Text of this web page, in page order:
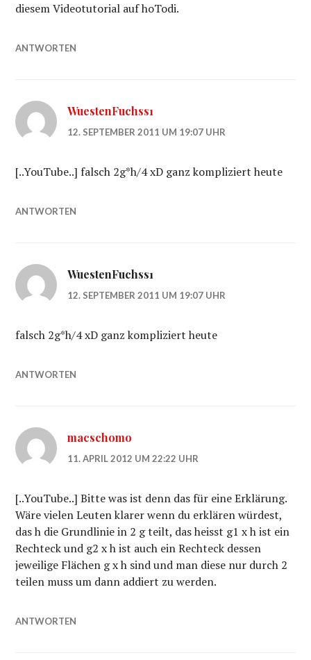
diesem Videotutorial auf hoTodi.
ANTWORTEN
WuestenFuchss1
12. SEPTEMBER 2011 UM 19:07 UHR
[..YouTube..] falsch 2g*h/4 xD ganz kompliziert heute
ANTWORTEN
WuestenFuchss1
12. SEPTEMBER 2011 UM 19:07 UHR
falsch 2g*h/4 xD ganz kompliziert heute
ANTWORTEN
macschomo
11. APRIL 2012 UM 22:22 UHR
[..YouTube..] Bitte was ist denn das für eine Erklärung.
Wäre vielen Leuten klarer wenn du erklären würdest,
das h die Grundlinie in 2 g teilt, das heisst g1 x h ist ein
Rechteck und g2 x h ist auch ein Rechteck dessen
jeweilige Flächen g x h sind und man diese nur durch 2
teilen muss um dann addiert zu werden.
ANTWORTEN